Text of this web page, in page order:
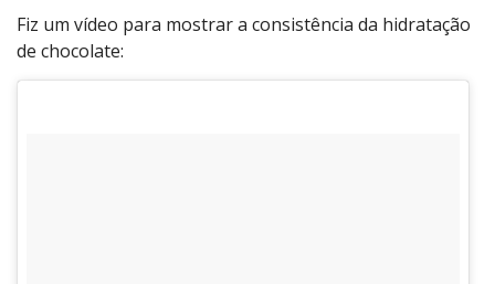
Fiz um vídeo para mostrar a consistência da hidratação
de chocolate: